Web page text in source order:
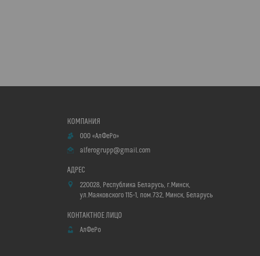
ООО «АлФеРо»
alferogrupp@gmail.com
220028, Республика Беларусь, г.Минск,
ул.Маяковского 115-1, пом.732, Минск, Беларусь
АлФеРо